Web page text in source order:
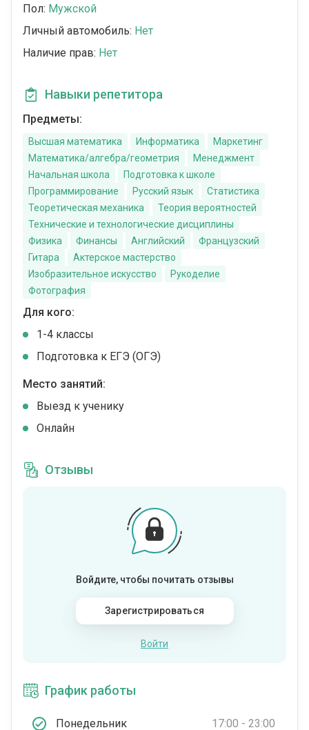
Пол: Мужской
Личный автомобиль: Нет
Наличие прав: Нет
Навыки репетитора
Предметы:
Высшая математика Информатика
Маркетинг
Математика/алгебра/геометрия
Менеджмент
Начальная школа
Подготовка к школе
Программирование
Русский язык
Статистика
Теоретическая механика
Теория вероятностей
Технические и технологические дисциплины
Физика
Финансы Английский
Французский
Гитара
Актерское мастерство
Изобразительное искусство
Рукоделие
Фотография
Для кого:
1-4 классы
Подготовка к ЕГЭ (ОГЭ)
Место занятий:
Выезд к ученику
Онлайн
Отзывы
Войдите, чтобы почитать отзывы
Зарегистрироваться
Войти
График работы
Понедельник 17:00 - 23:00